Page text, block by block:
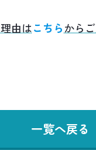
由はこちらから
一覧へ戻る